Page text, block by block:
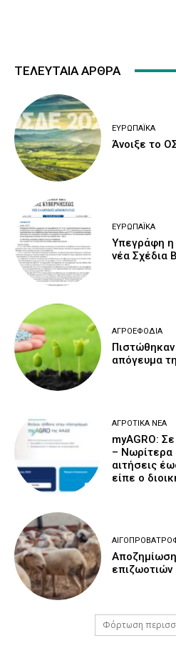
ΤΕΛΕΥΤΑΙΑ ΑΡΘΡΑ
ΕΥΡΩΠΑΪΚΆ
Άνοιξε το
ΕΥΡΩΠΑΪΚΆ
Υπεγράφη η
νέα Σχέδια
ΑΓΡΟΕΦΌΔΙΑ
απόγευμα
ΑΓΡΟΤΙΚΆ ΝΈΑ
myAGRO:
– Νωρίτερα
αιτήσεις
είπε ο
επιζωοτιών
Φόρτωση